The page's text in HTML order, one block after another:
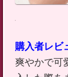
購入者レビ
爽やかで可